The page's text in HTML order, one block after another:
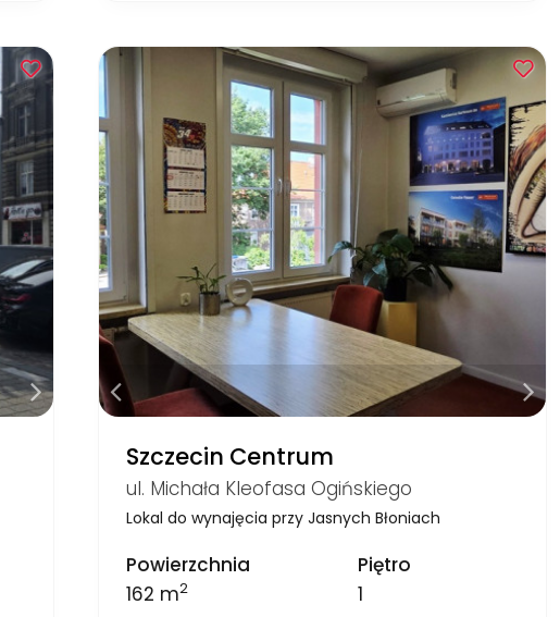
Szczecin Centrum
ul. Michała Kleofasa Ogińskiego
Lokal do wynajęcia przy Jasnych Błoniach
Powierzchnia
162 m2
Piętro
1